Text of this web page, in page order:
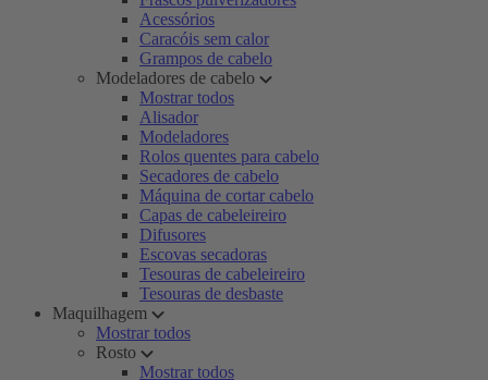
Acessórios
Caracóis sem calor
Grampos de cabelo
Modeladores de cabelo
Mostrar todos
Alisador
Modeladores
Rolos quentes para cabelo
Secadores de cabelo
Máquina de cortar cabelo
Capas de cabeleireiro
Difusores
Escovas secadoras
Tesouras de cabeleireiro
Tesouras de desbaste
Maquilhagem
Mostrar todos
Rosto
Mostrar todos